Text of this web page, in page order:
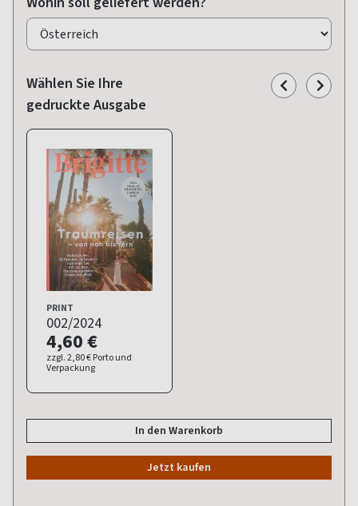
Wählen Sie Ihre
gedruckte Ausgabe
PRINT
002/2024
4,60 €
zzgl. 2,80 € Porto und
Verpackung
In den Warenkorb
Jetzt kaufen